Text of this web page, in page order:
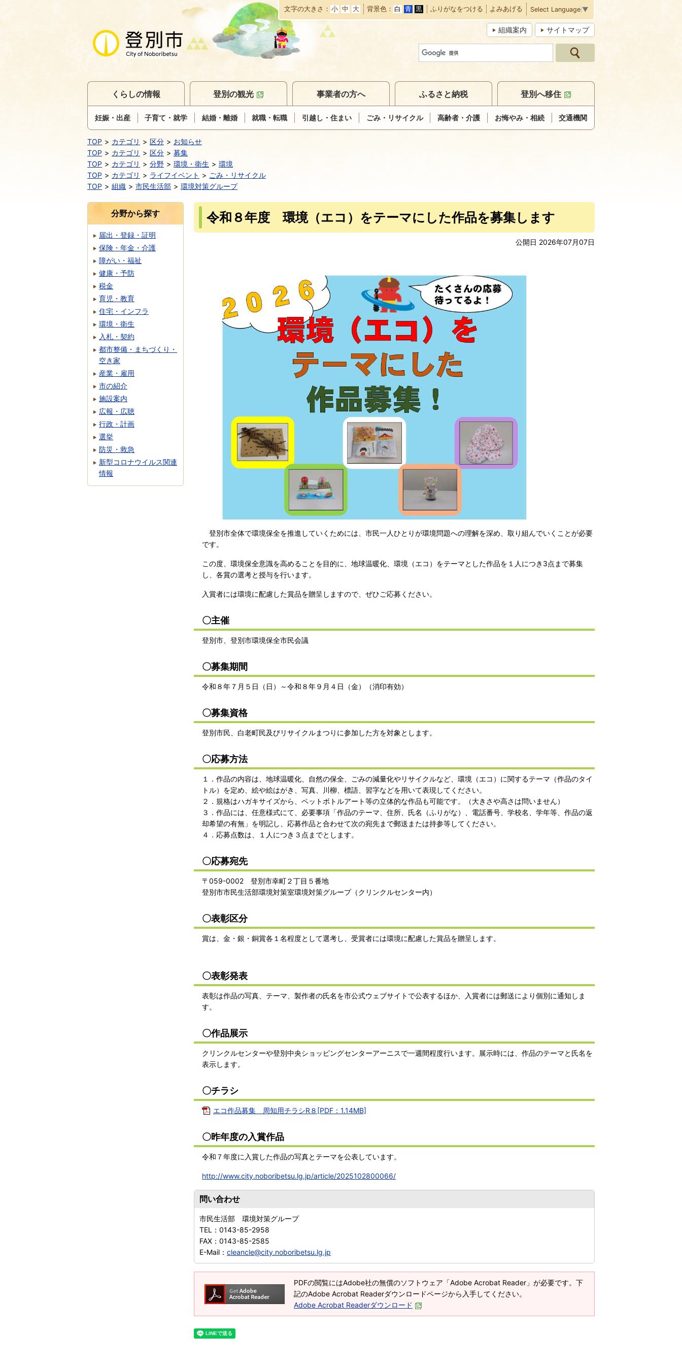
本
文
へ
移
動
文字の大きさ 小 中 大 背景色 白 青 黒 ふりがなをつける よみあげる Select Language ▼
組織案内 サイトマップ
くらしの情報
妊娠・出産 子育て・就学 結婚・離婚 就職・転職 引越し・住まい ごみ・リサイクル 高齢者・介護 お悔やみ・相続 交通機関
登別の観光 事業者の方へ ふるさと納税 登別へ移住
TOP カテゴリ 区分
お知らせ
TOP
カテゴリ 区分
募集
TOP
カテゴリ 分野 環境・衛生
環境
TOP
カテゴリ ライフイベント
ごみ・リサイクル
TOP
組織 市民生活部 環境対策グループ
令和８年度 環境（エコ）をテーマにした作品を募集します
公開日 2026年07月07日
登別市全体で環境保全を推進していくためには、市民一人ひとりが環境問題への理解を深め、取り組んでいくことが必要
です。
この度、環境保全意識を高めることを目的に、地球温暖化、環境（エコ）をテーマとした作品を１人につき3点まで募集
し、各賞の選考と授与を行います。
入賞者には環境に配慮した賞品を贈呈しますので、ぜひご応募ください。
〇主催
登別市、登別市環境保全市民会議
〇募集期間
令和８年７月５日（日）～令和８年９月４日（金）（消印有効）
〇募集資格
登別市民、白老町民及びリサイクルまつりに参加した方を対象とします。
〇応募方法
１．作品の内容は、地球温暖化、自然の保全、ごみの減量化やリサイクルなど、環境（エコ）に関するテーマ（作品のタイ
トル）を定め、絵や絵はがき、写真、川柳、標語、習字などを用いて表現してください。
２．規格はハガキサイズから、ペットボトルアート等の立体的な作品も可能です。（大きさや高さは問いません）
３．作品には、任意様式にて、必要事項「作品のテーマ、住所、氏名（ふりがな）、電話番号、学校名、学年等、作品の返
却希望の有無」を明記し、応募作品と合わせて次の宛先まで郵送または持参等してください。
４．応募点数は、１人につき３点までとします。
〇応募宛先
〒059-0002 登別市幸町２丁目５番地
登別市市民生活部環境対策室環境対策グループ（クリンクルセンター内）
〇表彰区分
賞は、金・銀・銅賞各１名程度として選考し、受賞者には環境に配慮した賞品を贈呈します。
〇表彰発表
表彰は作品の写真、テーマ、製作者の氏名を市公式ウェブサイトで公表するほか、入賞者には郵送により個別に通知しま
す。
〇作品展示
クリンクルセンターや登別中央ショッピングセンターアーニスで一週間程度行います。展示時には、作品のテーマと氏名を
表示します。
〇チラシ
エコ作品募集 周知用チラシR８[PDF：1.14MB]
〇昨年度の入賞作品
令和７年度に入賞した作品の写真とテーマを公表しています。
http://www.city.noboribetsu.lg.jp/article/2025102800066/
問い合わせ
市民生活部 環境対策グループ
TEL： 0143-85-2958
FAX： 0143-85-2585
E-Mail： cleancle@city.noboribetsu.lg.jp
PDFの閲覧にはAdobe社の無償のソフトウェア「Adobe Acrobat Reader」が必要です。下
記のAdobe Acrobat Readerダウンロードページから入手してください。
Adobe Acrobat Readerダウンロード
分野から探す
届出・登録・証明
保険・年金・介護
障がい・福祉
健康・予防
税金
育児・教育
住宅・インフラ
環境・衛生
入札・契約
都市整備・まちづくり・
空き家
産業・雇用
市の紹介
施設案内
広報・広聴
行政・計画
選挙
防災・救急
新型コロナウイルス関連
情報